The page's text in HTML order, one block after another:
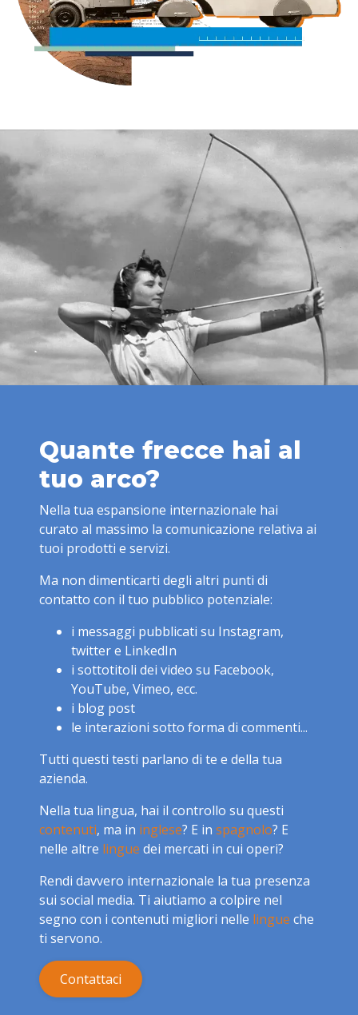
Quante frecce hai al
tuo arco?
Nella tua espansione internazionale hai
curato al massimo la comunicazione relativa ai
tuoi prodotti e servizi.
Ma non dimenticarti degli altri punti di
contatto con il tuo pubblico potenziale:
i messaggi pubblicati su Instagram,
twitter e LinkedIn
i sottotitoli dei video su Facebook,
YouTube, Vimeo, ecc.
i blog post
le interazioni sotto forma di commenti...
Tutti questi testi parlano di te e della tua
azienda.
Nella tua lingua, hai il controllo su questi
contenuti, ma in inglese? E in spagnolo? E
nelle altre lingue dei mercati in cui operi?
Rendi davvero internazionale la tua presenza
sui social media. Ti aiutiamo a colpire nel
segno con i contenuti migliori nelle lingue che
ti servono.
Contattaci